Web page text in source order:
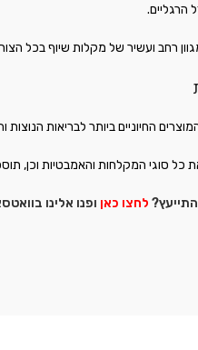
הרגליים.
מגוון רחב ועשיר של מקלות שיוף בכל
החיוניים ביותר לבריאות הנוצות
את כל סוגי המקלחות והאמבטיות וכן,
לחצו כאן ופנו אלינו